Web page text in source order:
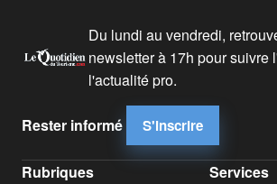
Du lundi au vendredi,
newsletter à 17h pour suivre
l'actualité pro.
Rester informé S'inscrire
Rubriques Services